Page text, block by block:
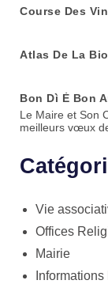
Course Des
Atlas De La
Bon Dì È Bon
Le Maire et Son
meilleurs vœux
Vie
Offices
Mairie